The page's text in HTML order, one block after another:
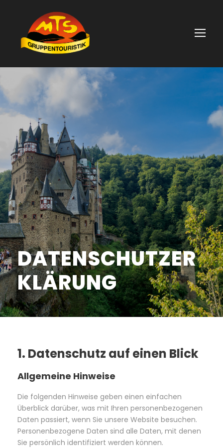
DATENSCHUTZER
KLÄRUNG
1. Datenschutz auf einen Blick
Allgemeine Hinweise
Die folgenden Hinweise geben einen einfachen
Überblick darüber, was mit Ihren personenbezogenen
Daten passiert, wenn Sie unsere Website besuchen.
Personenbezogene Daten sind alle Daten, mit denen
Sie persönlich identifiziert werden können.